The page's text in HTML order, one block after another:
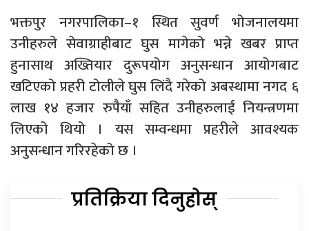
भक्तपुर नगरपालिका–१ स्थित सुवर्ण भोजनालयमा
उनीहरुले सेवाग्राहीबाट घुस मागेको भन्ने खबर प्राप्त
हुनासाथ अख्तियार दुरूपयोग अनुसन्धान आयोगबाट
खटिएको प्रहरी टोलीले घुस लिंदै गरेको अबस्थामा नगद ६
लाख १४ हजार रुपैयाँ सहित उनीहरुलाई नियन्त्रणमा
लिएको थियो । यस सम्वन्धमा प्रहरीले आवश्यक
अनुसन्धान गरिरहेको छ ।
प्रतिक्रिया दिनुहोस्